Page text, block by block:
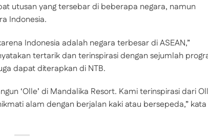
utusan yang tersebar di beberapa negara, namun
Indonesia.
Indonesia adalah negara terbesar di ASEAN,”
tertarik dan terinspirasi dengan sejumlah
dapat diterapkan di NTB.
‘Olle’ di Mandalika Resort. Kami terinspirasi dari
alam dengan berjalan kaki atau bersepeda,” kata